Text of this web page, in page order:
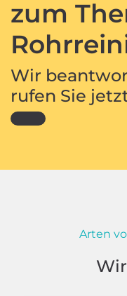
zum
Wir
rufen Sie
Arten